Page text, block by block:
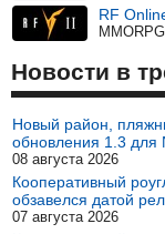
RF
MMORPG
Новости в
Новый район,
обновления 1.3 для
08 августа 2026
Кооперативный
обзавелся датой
07 августа 2026